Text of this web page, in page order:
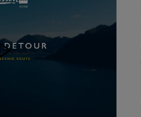
Resorts
Flughafenhotels
Neue und geplante Hotels